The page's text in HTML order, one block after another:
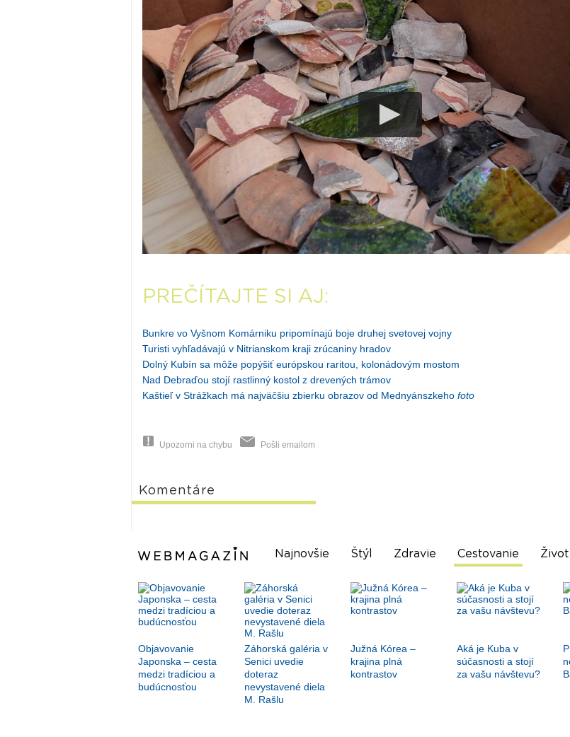
PREČÍTAJTE SI AJ:
Bunkre vo Vyšnom Komárniku pripomínajú boje druhej svetovej vojny
Turisti vyhľadávajú v Nitrianskom kraji zrúcaniny hradov
Dolný Kubín sa môže popýšiť európskou raritou, kolonádovým mostom
Nad Debraďou stojí rastlinný kostol z drevených trámov
Kaštieľ v Strážkach má najväčšiu zbierku obrazov od Mednyánszkeho foto
Upozorni na chybu Pošli emailom
Komentáre
Najnovšie Štýl Zdravie Cestovanie Život
Objavovanie
Japonska – cesta
medzi tradíciou a
budúcnosťou
Záhorská galéria v
Senici uvedie
doteraz
nevystavené diela
M. Rašlu
Južná Kórea –
krajina plná
kontrastov
Aká je Kuba v
súčasnosti a stojí
za vašu návštevu?